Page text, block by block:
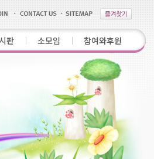
판 소모임 참여와후원